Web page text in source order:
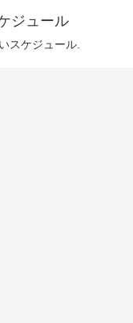
ジュール
スケジュール.